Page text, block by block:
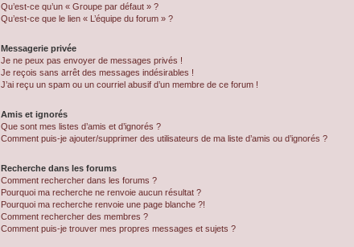
Qu’est-ce qu’un « Groupe par défaut » ?
Qu’est-ce que le lien « L’équipe du forum » ?
Messagerie privée
Je ne peux pas envoyer de messages privés !
Je reçois sans arrêt des messages indésirables !
J’ai reçu un spam ou un courriel abusif d’un membre de ce forum !
Amis et ignorés
Que sont mes listes d’amis et d’ignorés ?
Comment puis-je ajouter/supprimer des utilisateurs de ma liste d’amis ou d’ignorés ?
Recherche dans les forums
Comment rechercher dans les forums ?
Pourquoi ma recherche ne renvoie aucun résultat ?
Pourquoi ma recherche renvoie une page blanche ?!
Comment rechercher des membres ?
Comment puis-je trouver mes propres messages et sujets ?